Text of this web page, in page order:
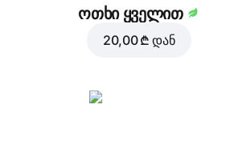
ოთხი ყველით
20,00 ₾ დან